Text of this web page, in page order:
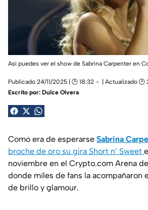
Así puedes ver el show de Sabrina Carpenter en
Publicado 24/11/2025 | 🕑 18:32 | Actualizado 🕑
Escrito por: Dulce Olvera
Como era de esperarse Sabrina
broche de oro su gira Short n’ Sweet
noviembre en el Crypto.com Arena
donde miles de fans la acompañaron
de brillo y glamour.